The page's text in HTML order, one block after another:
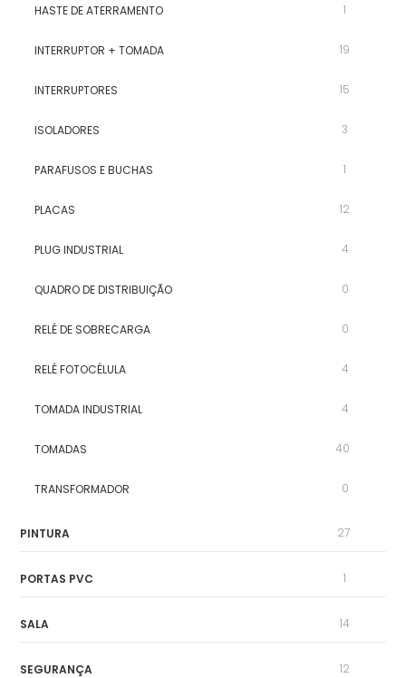
HASTE DE ATERRAMENTO 1
INTERRUPTOR + TOMADA 19
INTERRUPTORES 15
ISOLADORES 3
PARAFUSOS E BUCHAS 1
PLACAS 12
PLUG INDUSTRIAL 4
QUADRO DE DISTRIBUIÇÃO 0
RELÉ DE SOBRECARGA 0
RELÉ FOTOCÉLULA 4
TOMADA INDUSTRIAL 4
TOMADAS 40
TRANSFORMADOR 0
PINTURA 27
PORTAS PVC 1
SALA 14
SEGURANÇA 12